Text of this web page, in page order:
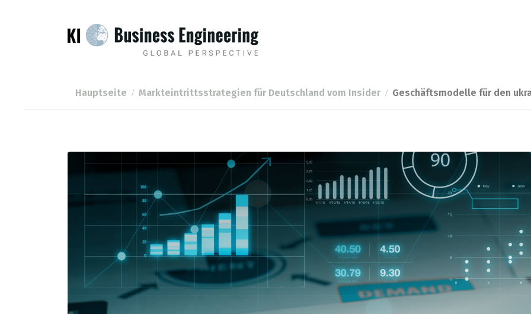
Hauptseite Markteintrittsstrategien für Deutschland vom Insider Geschäftsmodelle für den